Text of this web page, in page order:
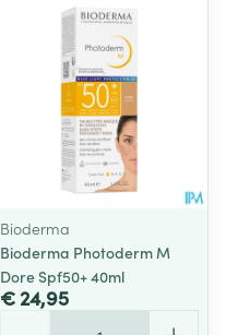
Bioderma
Bioderma Photoderm M
Dore Spf50+ 40ml
€ 24,95